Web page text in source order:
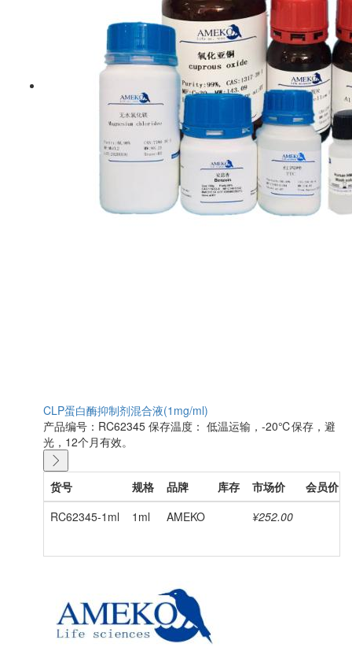
CLP蛋白酶抑制剂混合液(1mg/ml)
产品编号：RC62345 保存温度： 低温运输，-20℃保存，避
光，12个月有效。
货号 规格 品牌 库存 市场价 会员价
RC62345-1ml
1ml AMEKO ¥252.00